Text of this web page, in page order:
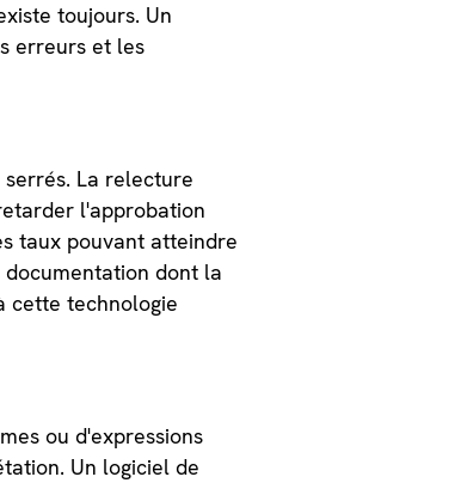
toujours. Un
erreurs et les
La relecture
l'approbation
taux pouvant atteindre
dont la
cette technologie
ou d'expressions
Un logiciel de